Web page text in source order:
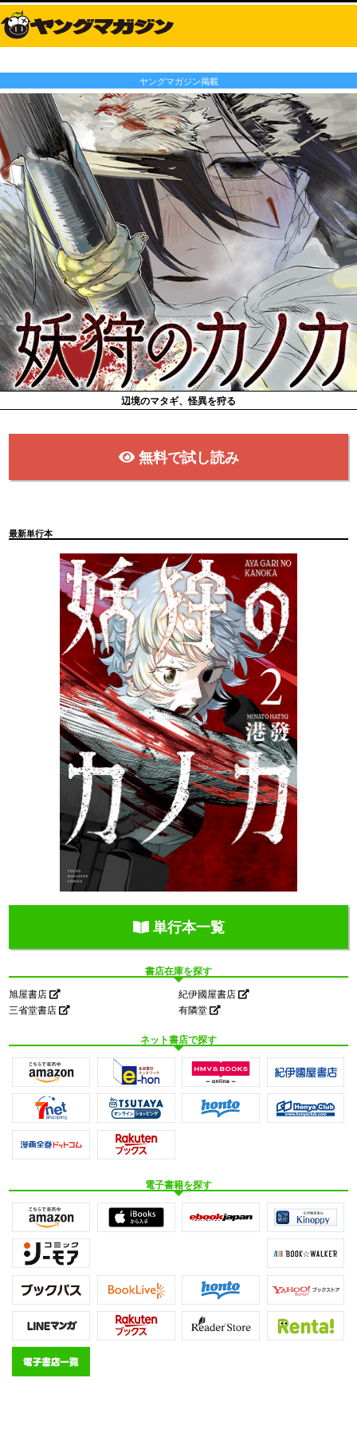
ヤングマガジン掲載
辺境のマタギ、怪異を狩る
無料で試し読み
最新単行本
単行本一覧
書店在庫を探す
旭屋書店
紀伊國屋書店
三省堂書店
有隣堂
ネット書店で探す
電子書籍を探す